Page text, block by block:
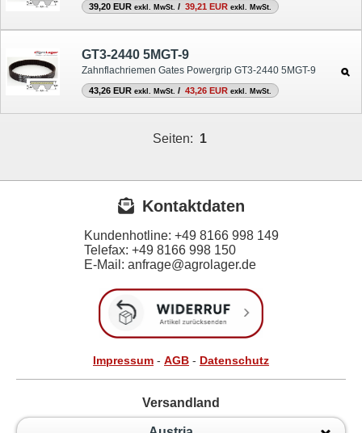
39,20 EUR exkl. MwSt. / 39,21 EUR exkl. MwSt.
GT3-2440 5MGT-9
Zahnflachriemen Gates Powergrip GT3-2440 5MGT-9
43,26 EUR exkl. MwSt. / 43,26 EUR exkl. MwSt.
Seiten: 1
Kontaktdaten
Kundenhotline: +49 8166 998 149
Telefax: +49 8166 998 150
E-Mail: anfrage@agrolager.de
Impressum - AGB - Datenschutz
Versandland